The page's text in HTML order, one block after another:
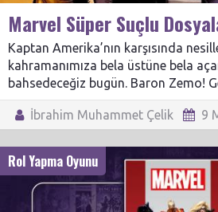
Marvel Süper Suçlu
Kaptan Amerika’nın karşısında
kahramanımıza bela üstüne bela
bahsedeceğiz bugün. Baron Zemo!
İbrahim Muhammet Çelik 9
Rol Yapma Oyunu